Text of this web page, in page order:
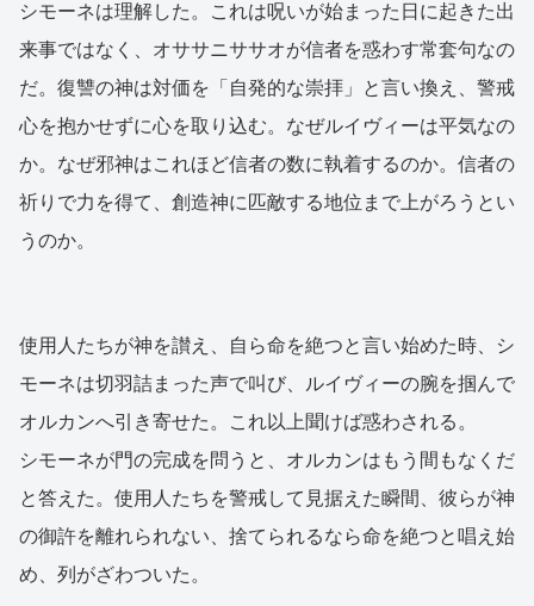
シモーネは理解した。これは呪いが始まった日に起きた出
来事ではなく、オササニササオが信者を惑わす常套句なの
だ。復讐の神は対価を「自発的な崇拝」と言い換え、警戒
心を抱かせずに心を取り込む。なぜルイヴィーは平気なの
か。なぜ邪神はこれほど信者の数に執着するのか。信者の
祈りで力を得て、創造神に匹敵する地位まで上がろうとい
うのか。
使用人たちが神を讃え、自ら命を絶つと言い始めた時、シ
モーネは切羽詰まった声で叫び、ルイヴィーの腕を掴んで
オルカンへ引き寄せた。これ以上聞けば惑わされる。
シモーネが門の完成を問うと、オルカンはもう間もなくだ
と答えた。使用人たちを警戒して見据えた瞬間、彼らが神
の御許を離れられない、捨てられるなら命を絶つと唱え始
め、列がざわついた。